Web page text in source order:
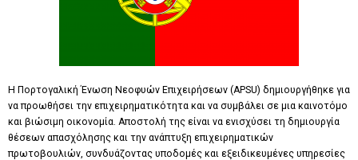
Η Πορτογαλική Ένωση Νεοφυών Επιχειρήσεων (APSU) δημιουργήθηκε για
να προωθήσει την επιχειρηματικότητα και να συμβάλει σε μια καινοτόμο
και βιώσιμη οικονομία. Αποστολή της είναι να ενισχύσει τη δημιουργία
θέσεων απασχόλησης και την ανάπτυξη επιχειρηματικών
πρωτοβουλιών, συνδυάζοντας υποδομές και εξειδικευμένες υπηρεσίες